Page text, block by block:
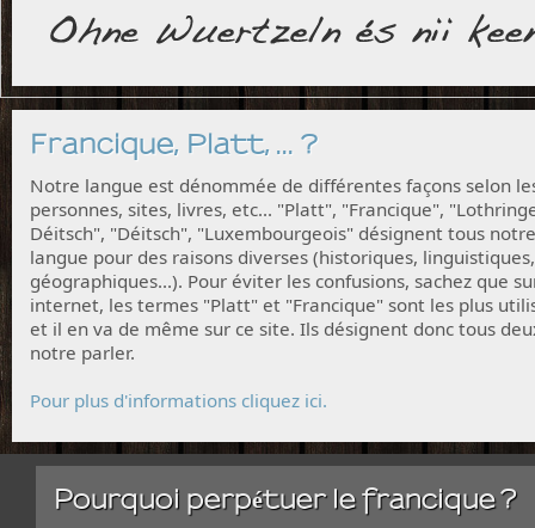
Francique, Platt, ... ?
Notre langue est dénommée de différentes façons selon
personnes, sites, livres, etc... "Platt", "Francique",
Déitsch", "Déitsch", "Luxembourgeois" désignent tous notre
langue pour des raisons diverses (historiques, linguistiques,
géographiques...). Pour éviter les confusions, sachez que
internet, les termes "Platt" et "Francique" sont les plus
et il en va de même sur ce site. Ils désignent donc tous
notre parler.
Pour plus d'informations cliquez ici.
Pourquoi perpétuer le francique ?